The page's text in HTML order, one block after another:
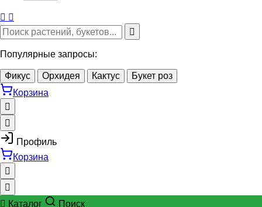
Популярные запросы:
Фикус Орхидея Кактус
Букет роз
Корзина
Профиль
Корзина
Каталог
Поиск